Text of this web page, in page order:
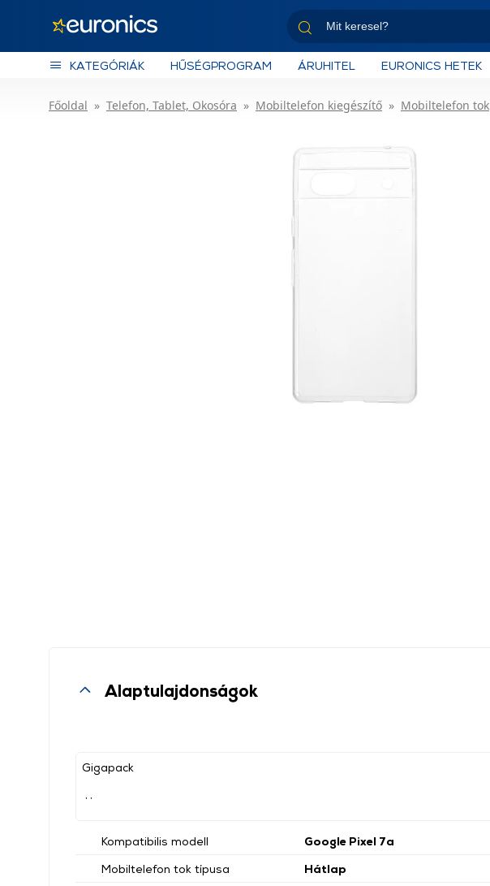
KATEGÓRIÁK HŰSÉGPROGRAM ÁRUHITEL EURONICS HETEK
Főoldal Telefon, Tablet, Okosóra Mobiltelefon kiegészítő Mobiltelefon tok
Alaptulajdonságok
Gigapack
Kompatibilis modell
Google Pixel 7a
Mobiltelefon tok típusa
Hátlap